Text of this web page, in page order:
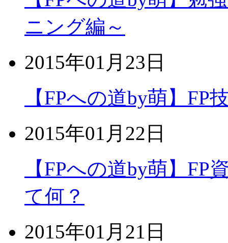
ニング編～
2015年01月23日
【FPへの道by萌】
2015年01月22日
【FPへの道by萌】FP
て何？
2015年01月21日